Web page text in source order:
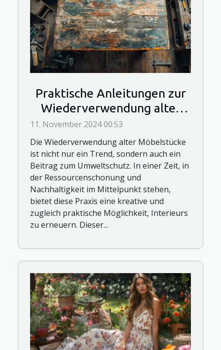
Praktische Anleitungen zur
Wiederverwendung alter
Möbelstücke
11. November 2024 00:53
Die Wiederverwendung alter Möbelstücke
ist nicht nur ein Trend, sondern auch ein
Beitrag zum Umweltschutz. In einer Zeit, in
der Ressourcenschonung und
Nachhaltigkeit im Mittelpunkt stehen,
bietet diese Praxis eine kreative und
zugleich praktische Möglichkeit, Interieurs
zu erneuern. Dieser...